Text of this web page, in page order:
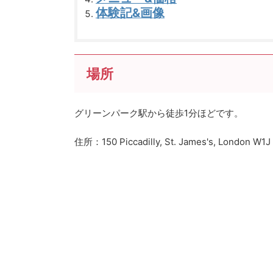
体験記&画像
場所
グリーンパーク駅から徒歩1分ほどです。
住所：150 Piccadilly, St. James's, London W1J